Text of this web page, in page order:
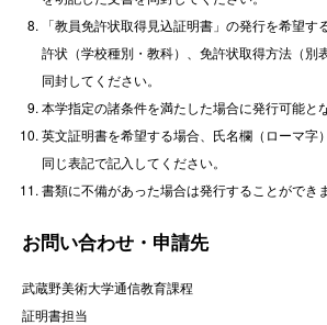
「教員免許状取得見込証明書」の発行を希望
許状（学校種別・教科）、免許状取得方法（
同封してください。
本学指定の諸条件を満たした場合に発行可能と
英文証明書を希望する場合、氏名欄（ローマ字
同じ表記で記入してください。
書類に不備があった場合は発行することができま
お問い合わせ・申請先
武蔵野美術大学通信教育課程
証明書担当